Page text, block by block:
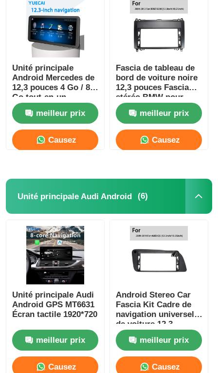
Unité principale
Android Mercedes de
12,3 pouces 4 Go / 8
Go tout-en-un
Carplay
meilleur prix
Causez
Fascia de tableau de
bord de voiture noire
12,3 pouces Fascia
stéréo BMW pour
Mercedes Benz B200
2004-2012meilleur prix
Causez
Unité principale Audi Android (6)
Unité principale Audi
Android GPS MT6631
Écran tactile 1920*720
meilleur prix
Causez
Android Stereo Car
Fascia Kit Cadre de
navigation universel
de voiture 12,3
pouces Pour Audi Q3
/ Q5 / Q7meilleur prix
Causez